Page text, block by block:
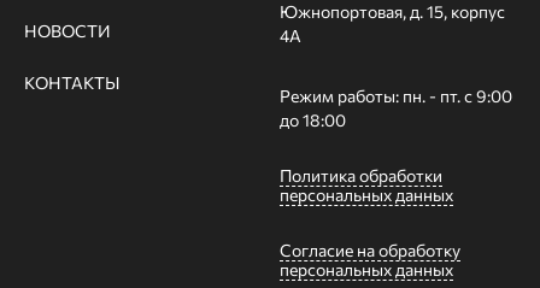
НОВОСТИ
КОНТАКТЫ
Южнопортовая, д. 15, корпус
4А
Режим работы: пн. - пт. с 9:00
до 18:00
Политика обработки
персональных данных
Согласие на обработку
персональных данных